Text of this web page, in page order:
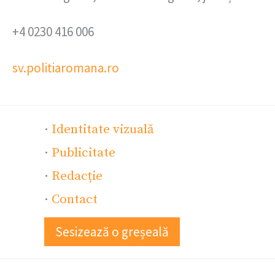
+4 0230 416 006
sv.politiaromana.ro
· Identitate vizuală
· Publicitate
· Redacție
· Contact
Sesizează o greșeală